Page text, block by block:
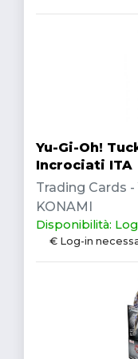
Yu-Gi-Oh!
Incrociati ITA
Trading Cards -
KONAMI
Disponibilità:
€ Log-in